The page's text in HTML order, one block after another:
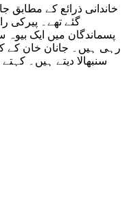
خاندانی ذرائع کے مطابق
پسماندگان میں ایک بیوہ
رہی ہیں۔ جانان خان کے
سنبھالا دیتے ہیں۔